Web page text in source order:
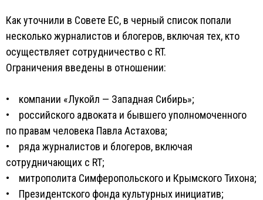
Как уточнили в Совете ЕС, в черный список попали
несколько журналистов и блогеров, включая тех, кто
осуществляет сотрудничество с RT.
Ограничения введены в отношении:
• компании «Лукойл — Западная Сибирь»;
• российского адвоката и бывшего уполномоченного
по правам человека Павла Астахова;
• ряда журналистов и блогеров, включая
сотрудничающих с RT;
• митрополита Симферопольского и Крымского Тихона;
• Президентского фонда культурных инициатив;